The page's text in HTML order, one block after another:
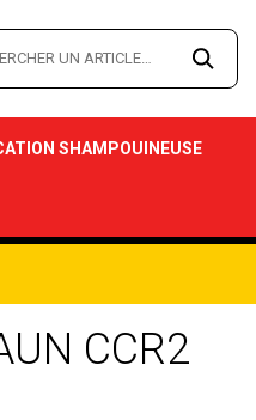
SHAMPOUINEUSE
CCR2